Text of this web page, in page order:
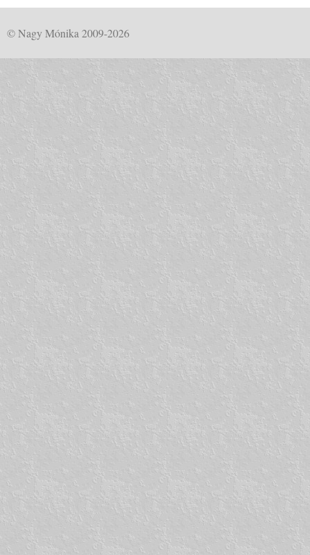
© Nagy Mónika 2009-2026